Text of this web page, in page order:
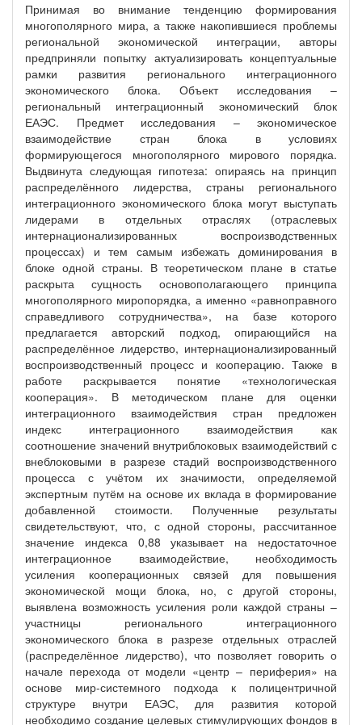
Принимая во внимание тенденцию формирования
многополярного мира, а также накопившиеся проблемы
региональной экономической интеграции, авторы
предприняли попытку актуализировать концептуальные
рамки развития регионального интеграционного
экономического блока. Объект исследования –
региональный интеграционный экономический блок
ЕАЭС. Предмет исследования – экономическое
взаимодействие стран блока в условиях
формирующегося многополярного мирового порядка.
Выдвинута следующая гипотеза: опираясь на принцип
распределённого лидерства, страны регионального
интеграционного экономического блока могут выступать
лидерами в отдельных отраслях (отраслевых
интернационализированных воспроизводственных
процессах) и тем самым избежать доминирования в
блоке одной страны. В теоретическом плане в статье
раскрыта сущность основополагающего принципа
многополярного миропорядка, а именно «равноправного
справедливого сотрудничества», на базе которого
предлагается авторский подход, опирающийся на
распределённое лидерство, интернационализированный
воспроизводственный процесс и кооперацию. Также в
работе раскрывается понятие «технологическая
кооперация». В методическом плане для оценки
интеграционного взаимодействия стран предложен
индекс интеграционного взаимодействия как
соотношение значений внутриблоковых взаимодействий с
внеблоковыми в разрезе стадий воспроизводственного
процесса с учётом их значимости, определяемой
экспертным путём на основе их вклада в формирование
добавленной стоимости. Полученные результаты
свидетельствуют, что, с одной стороны, рассчитанное
значение индекса 0,88 указывает на недостаточное
интеграционное взаимодействие, необходимость
усиления кооперационных связей для повышения
экономической мощи блока, но, с другой стороны,
выявлена возможность усиления роли каждой страны –
участницы регионального интеграционного
экономического блока в разрезе отдельных отраслей
(распределённое лидерство), что позволяет говорить о
начале перехода от модели «центр – периферия» на
основе мир-системного подхода к полицентричной
структуре внутри ЕАЭС, для развития которой
необходимо создание целевых стимулирующих фондов в